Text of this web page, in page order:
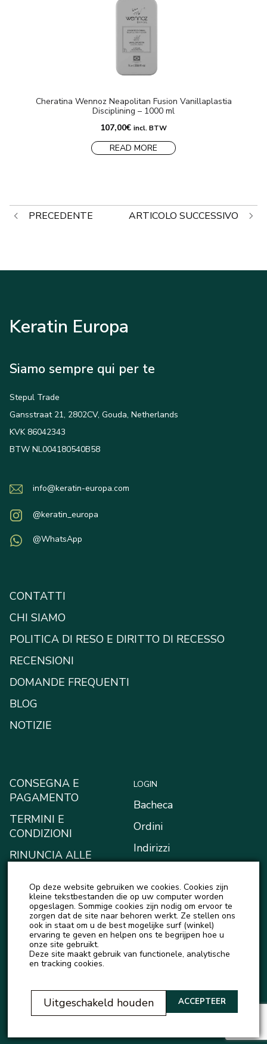
Cheratina Wennoz Neapolitan Fusion Vanillaplastia
Disciplining – 1000 ml
107,00€ incl. BTW
READ MORE
Navigazione
PRECEDENTE ARTICOLO SUCCESSIVO
Keratin Europa
Siamo sempre qui per te
Stepul Trade
Gansstraat 21, 2802CV, Gouda, Netherlands
KVK 86042343
BTW NL004180540B58
info@keratin-europa.com
@keratin_europa
@WhatsApp
CONTATTI
CHI SIAMO
POLITICA DI RESO E DIRITTO DI RECESSO
RECENSIONI
DOMANDE FREQUENTI
BLOG
NOTIZIE
CONSEGNA E
PAGAMENTO
TERMINI E
CONDIZIONI
RINUNCIA ALLE
RISARCIMENTO
INFORMATIVA SULLA
PRIVACY
LOGIN
Bacheca
Ordini
Indirizzi
Il mio portafoglio
Account details
Logout
Op deze website gebruiken we cookies. Cookies zijn
kleine tekstbestanden die op uw computer worden
opgeslagen. Sommige cookies zijn nodig om ervoor te
zorgen dat de site naar behoren werkt. Ze stellen ons
ook in staat om u de best mogelijke surf (winkel)
ervaring te geven en helpen ons te begrijpen hoe u
onze site gebruikt.
Deze site maakt gebruik van functionele, analytische
en tracking cookies.
ACCEPTEER
Uitgeschakeld houden